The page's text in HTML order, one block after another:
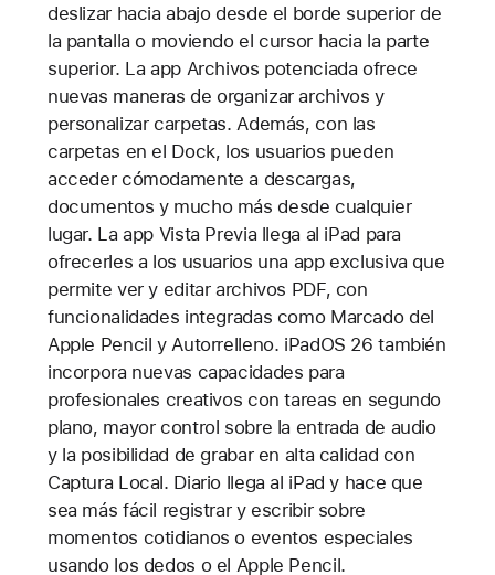
deslizar hacia abajo desde el borde superior de
la pantalla o moviendo el cursor hacia la parte
superior. La app Archivos potenciada ofrece
nuevas maneras de organizar archivos y
personalizar carpetas. Además, con las
carpetas en el Dock, los usuarios pueden
acceder cómodamente a descargas,
documentos y mucho más desde cualquier
lugar. La app Vista Previa llega al iPad para
ofrecerles a los usuarios una app exclusiva que
permite ver y editar archivos PDF, con
funcionalidades integradas como Marcado del
Apple Pencil y Autorrelleno. iPadOS 26 también
incorpora nuevas capacidades para
profesionales creativos con tareas en segundo
plano, mayor control sobre la entrada de audio
y la posibilidad de grabar en alta calidad con
Captura Local. Diario llega al iPad y hace que
sea más fácil registrar y escribir sobre
momentos cotidianos o eventos especiales
usando los dedos o el Apple Pencil.